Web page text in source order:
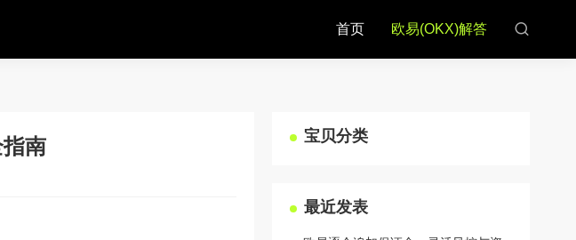
首页 欧易(OKX)解答
南 宝贝分类
最近发表